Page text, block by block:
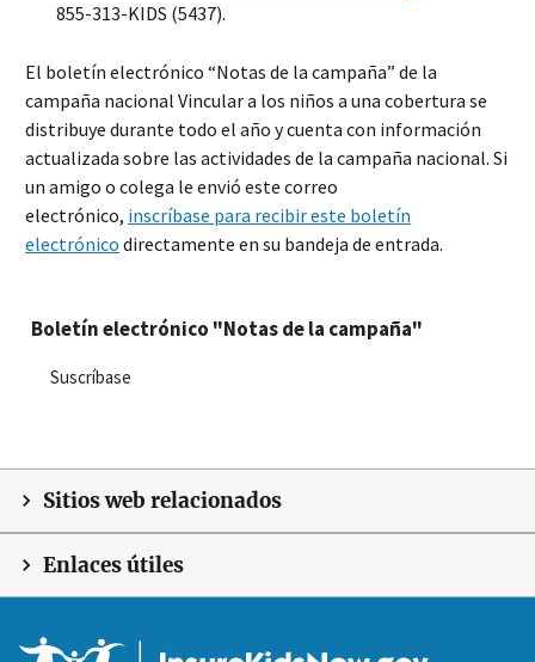
855-313-KIDS (5437).
El boletín electrónico “Notas de la campaña” de la
campaña nacional Vincular a los niños a una cobertura se
distribuye durante todo el año y cuenta con información
actualizada sobre las actividades de la campaña nacional. Si
un amigo o colega le envió este correo
electrónico, inscríbase para recibir este boletín
electrónico directamente en su bandeja de entrada.
Boletín electrónico "Notas de la campaña"
Suscríbase
Sitios web relacionados
Enlaces útiles